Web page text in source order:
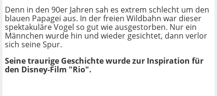
Denn in den 90er Jahren sah es extrem schlecht um den
blauen Papagei aus. In der freien Wildbahn war dieser
spektakuläre Vogel so gut wie ausgestorben. Nur ein
Männchen wurde hin und wieder gesichtet, dann verlor
sich seine Spur.
Seine traurige Geschichte wurde zur Inspiration für
den Disney-Film "Rio".